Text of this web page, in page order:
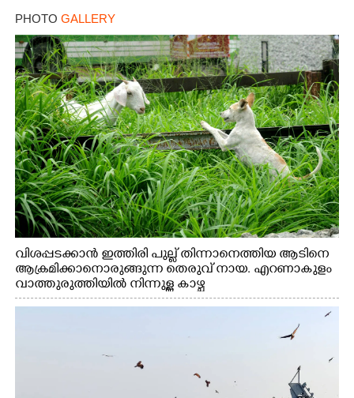
PHOTO GALLERY
വിശപ്പടക്കാൻ ഇത്തിരി പുല്ല് തിന്നാനെത്തിയ ആടിനെ
ആക്രമിക്കാനൊരുങ്ങുന്ന തെരുവ് നായ. എറണാകുളം
വാത്തുരുത്തിയിൽ നിന്നുള്ള കാഴ്ച